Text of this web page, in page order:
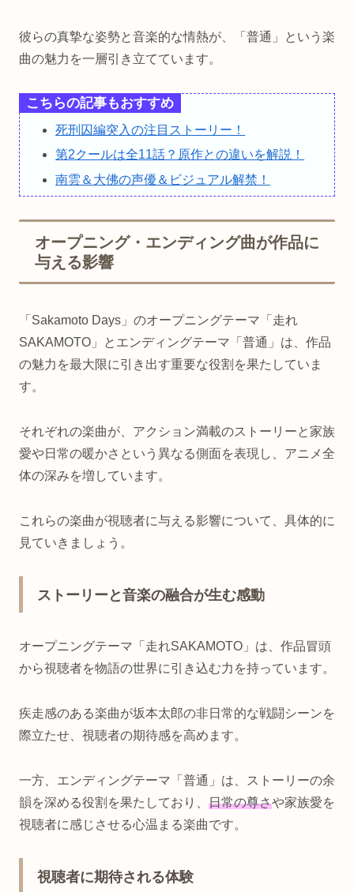
彼らの真摯な姿勢と音楽的な情熱が、「普通」という楽
曲の魅力を一層引き立てています。
こちらの記事もおすすめ
死刑囚編突入の注目ストーリー！
第2クールは全11話？原作との違いを解説！
南雲＆大佛の声優＆ビジュアル解禁！
オープニング・エンディング曲が作品に
与える影響
「Sakamoto Days」のオープニングテーマ「走れ
SAKAMOTO」とエンディングテーマ「普通」は、作品
の魅力を最大限に引き出す重要な役割を果たしていま
す。
それぞれの楽曲が、アクション満載のストーリーと家族
愛や日常の暖かさという異なる側面を表現し、アニメ全
体の深みを増しています。
これらの楽曲が視聴者に与える影響について、具体的に
見ていきましょう。
ストーリーと音楽の融合が生む感動
オープニングテーマ「走れSAKAMOTO」は、作品冒頭
から視聴者を物語の世界に引き込む力を持っています。
疾走感のある楽曲が坂本太郎の非日常的な戦闘シーンを
際立たせ、視聴者の期待感を高めます。
一方、エンディングテーマ「普通」は、ストーリーの余
韻を深める役割を果たしており、 日常の尊さや家族愛を
視聴者に感じさせる心温まる楽曲です。
視聴者に期待される体験